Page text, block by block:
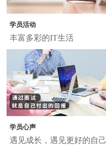
学员活动
丰富多彩的IT生活
学员心声
遇见成长，遇见更好的自己